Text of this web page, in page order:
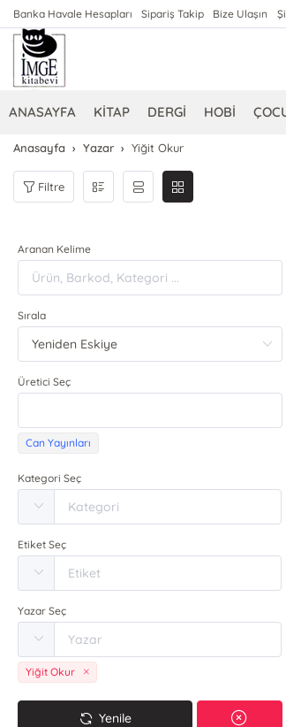
Banka Havale Hesapları Sipariş Takip Bize Ulaşın
ANASAYFA KİTAP DERGİ HOBİ
Anasayfa Yazar Yiğit Okur
Filtre
Aranan Kelime
Sırala
Üretici Seç
Can Yayınları
Kategori Seç
Etiket Seç
Yazar Seç
Yiğit Okur
Yenile